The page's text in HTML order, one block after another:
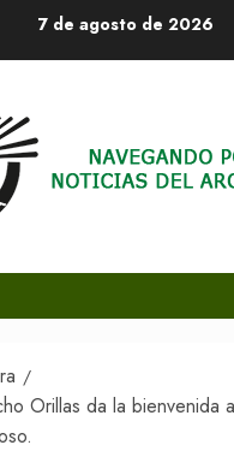
7 de agosto de 2026
Orillas da la bienvenida